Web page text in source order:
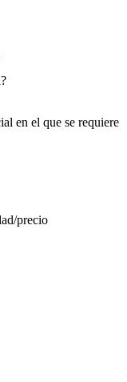
en el que se requiere
precio